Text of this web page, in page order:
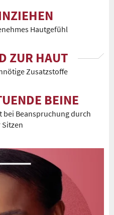
Hautgefühl
ZUR HAUT
Zusatzstoffe
BEINE
bei Beanspruchung durch